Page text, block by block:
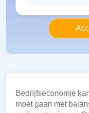
Bedrijfseconomie
moet gaan met